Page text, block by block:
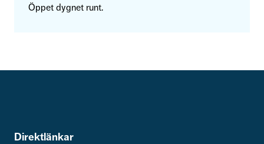
Öppet dygnet runt.
Direktlänkar